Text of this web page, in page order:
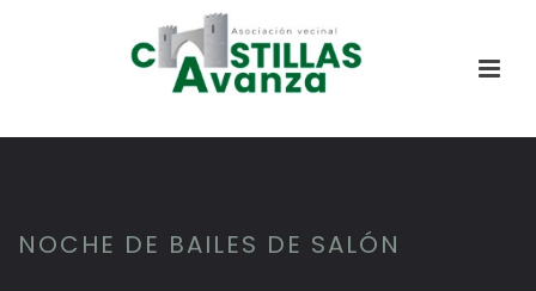
NOCHE DE BAILES DE SALÓN